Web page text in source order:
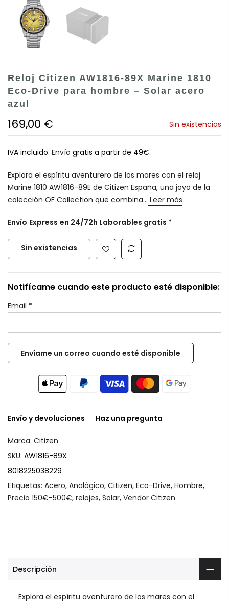
Reloj Citizen AW1816-89X Marine 1810
Eco-Drive para hombre – Solar acero
azul
169,00 € Sin existencias
IVA incluido. Envío gratis a partir de 49€.
Explora el espíritu aventurero de los mares con el reloj
Marine 1810 AW1816-89E de Citizen España, una joya de la
colección OF Collection que combina... Leer más
Envío Express en 24/72h Laborables gratis *
Sin existencias
Notifícame cuando este producto esté disponible:
Email *
Envío y devoluciones Haz una pregunta
Marca: Citizen
SKU: AW1816-89X
8018225038229
Etiquetas: Acero, Analógico, Citizen, Eco-Drive, Hombre,
Precio 150€-500€, relojes, Solar, Vendor Citizen
Descripción
Explora el espíritu aventurero de los mares con el